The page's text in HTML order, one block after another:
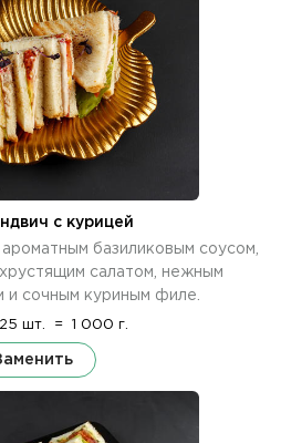
с курицей
базиликовым соусом,
салатом, нежным
и сочным куриным филе.
25 шт. = 1 000 г.